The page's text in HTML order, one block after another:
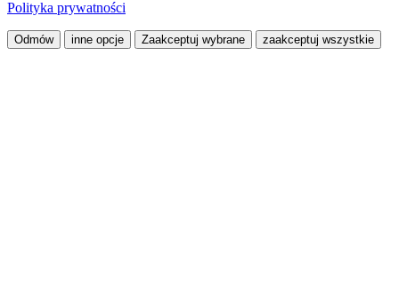
Polityka prywatności
Odmów inne opcje Zaakceptuj wybrane zaakceptuj wszystkie